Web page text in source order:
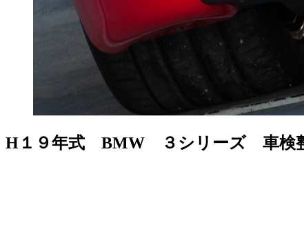
H１９年式 BMW ３シリーズ 車検